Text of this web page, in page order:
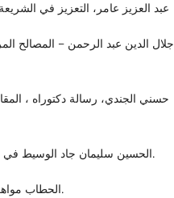
عبد العزيز عامر، التعزيز في الشريعة
جلال الدين عبد الرحمن – المصالح
حسني الجندي، رسالة دكتوراه ،
الحسين سليمان جاد الوسيط في أصول الفقه الإسلامي، تاريخ النشر 2012 ص 205.
الحطاب مواهب الجليل 3/355، مكتبة النجاح – طرابلس – ليبيا.